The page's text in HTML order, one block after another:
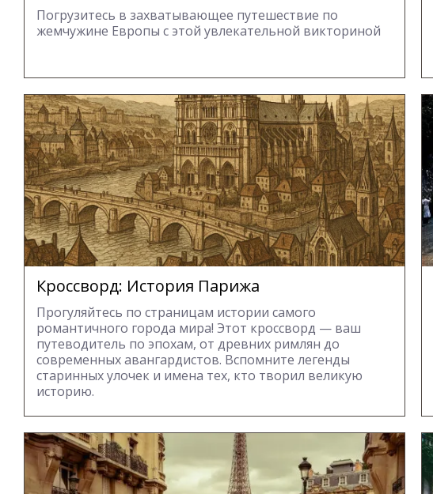
Погрузитесь в захватывающее путешествие по
жемчужине Европы с этой увлекательной викториной
Кроссворд: История Парижа
Прогуляйтесь по страницам истории самого
романтичного города мира! Этот кроссворд — ваш
путеводитель по эпохам, от древних римлян до
современных авангардистов. Вспомните легенды
старинных улочек и имена тех, кто творил великую
историю.